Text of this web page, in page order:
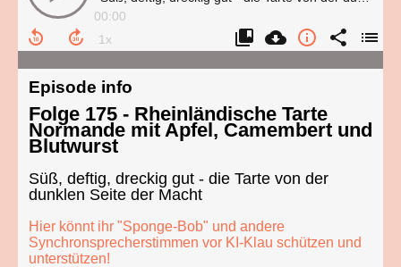
00:00
Episode info
Folge 175 - Rheinländische Tarte
Normande mit Apfel, Camembert und
Blutwurst
Süß, deftig, dreckig gut - die Tarte von der
dunklen Seite der Macht
Hier könnt ihr "Sponge-Bob" und andere
Synchronsprecherstimmen vor KI-Klau schützen und
unterstützen!